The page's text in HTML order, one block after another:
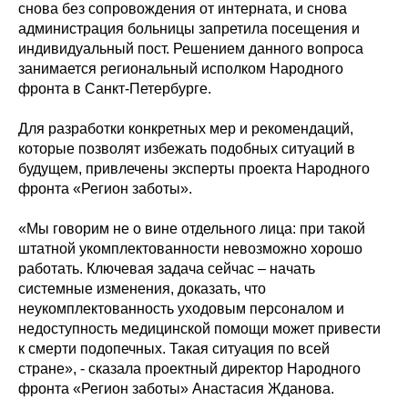
снова без сопровождения от интерната, и снова
администрация больницы запретила посещения и
индивидуальный пост. Решением данного вопроса
занимается региональный исполком Народного
фронта в Санкт-Петербурге.
Для разработки конкретных мер и рекомендаций,
которые позволят избежать подобных ситуаций в
будущем, привлечены эксперты проекта Народного
фронта «Регион заботы».
«Мы говорим не о вине отдельного лица: при такой
штатной укомплектованности невозможно хорошо
работать. Ключевая задача сейчас – начать
системные изменения, доказать, что
неукомплектованность уходовым персоналом и
недоступность медицинской помощи может привести
к смерти подопечных. Такая ситуация по всей
стране», - сказала проектный директор Народного
фронта «Регион заботы» Анастасия Жданова.